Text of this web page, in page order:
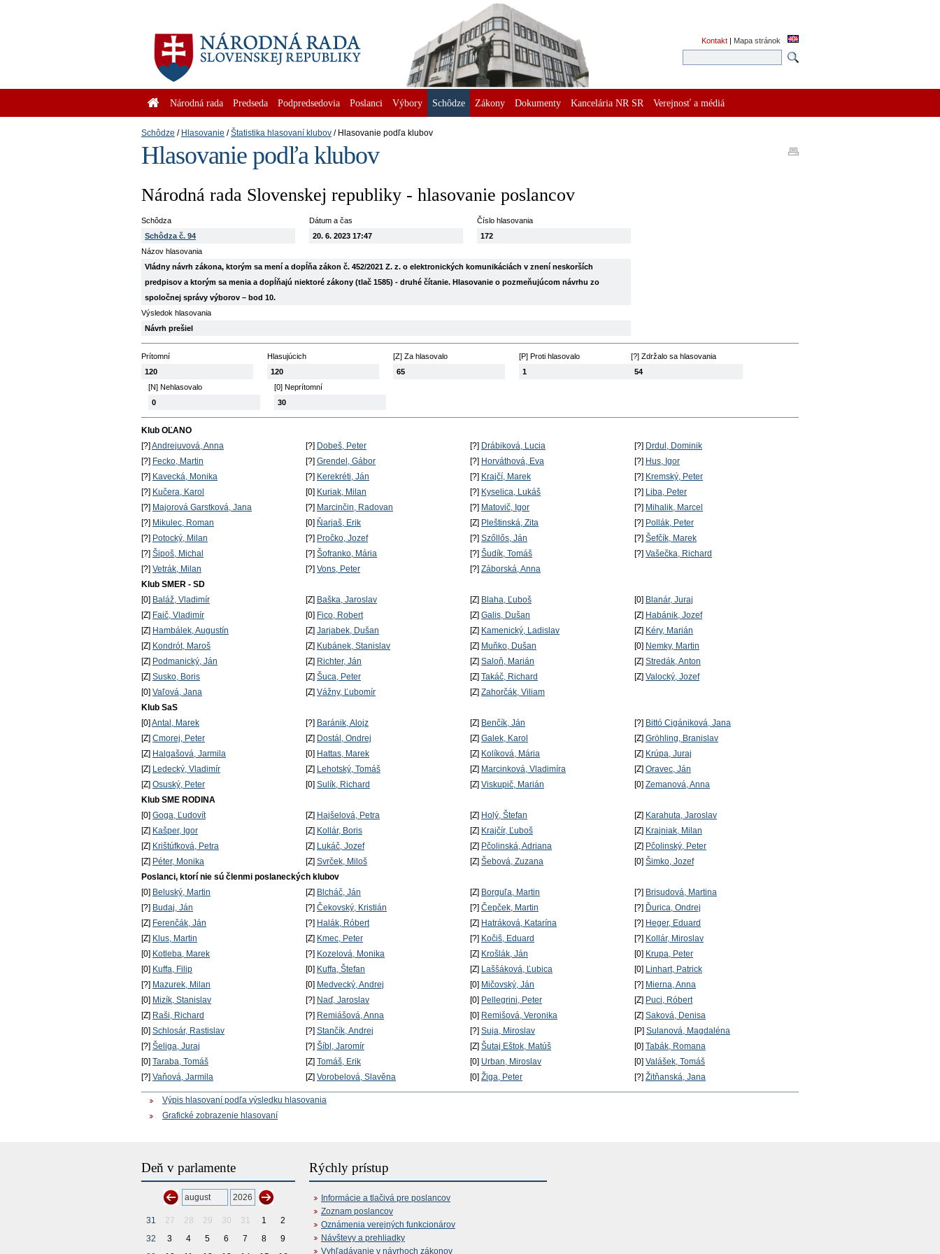
Kontakt | Mapa stránok
Národná rada Predseda Podpredsedovia Poslanci Výbory Schôdze Zákony Dokumenty Kancelária NR SR Verejnosť a médiá
Schôdze Hlasovanie Štatistika hlasovaní klubov Hlasovanie podľa klubov
Hlasovanie podľa klubov
Národná rada Slovenskej republiky - hlasovanie poslancov
Schôdza
Schôdza č. 94
Dátum a čas
20. 6. 2023 17:47
Číslo hlasovania
172
Názov hlasovania
Vládny návrh zákona, ktorým sa mení a dopĺňa zákon č. 452/2021 Z. z. o elektronických komunikáciách v znení neskorších
predpisov a ktorým sa menia a dopĺňajú niektoré zákony (tlač 1585) - druhé čítanie. Hlasovanie o pozmeňujúcom návrhu zo
spoločnej správy výborov – bod 10.
Výsledok hlasovania
Návrh prešiel
Prítomní
120
Hlasujúcich
120
[Z] Za hlasovalo
65
[P] Proti hlasovalo
1
[?] Zdržalo sa hlasovania
54
[N] Nehlasovalo
0
[0] Neprítomní
30
Klub OĽANO
[?] Andrejuvová, Anna [?] Dobeš, Peter [?] Drábiková, Lucia [?] Drdul, Dominik
[?] Fecko, Martin [?] Grendel, Gábor [?] Horváthová, Eva [?] Hus, Igor
[?] Kavecká, Monika [?] Kerekréti, Ján [?] Krajčí, Marek [?] Kremský, Peter
[?] Kučera, Karol [0] Kuriak, Milan [?] Kyselica, Lukáš [?] Liba, Peter
[?] Majorová Garstková, Jana [?] Marcinčin, Radovan [?] Matovič, Igor [?] Mihalik, Marcel
[?] Mikulec, Roman [0] Ňarjaš, Erik [Z] Pleštinská, Zita [?] Pollák, Peter
[?] Potocký, Milan [?] Pročko, Jozef [?] Szőllős, Ján [?] Šefčík, Marek
[?] Šipoš, Michal [?] Šofranko, Mária [?] Šudík, Tomáš [?] Vašečka, Richard
[?] Vetrák, Milan [?] Vons, Peter [?] Záborská, Anna
Klub SMER - SD
[0] Baláž, Vladimír [Z] Baška, Jaroslav [Z] Blaha, Ľuboš [0] Blanár, Juraj
[Z] Faič, Vladimír [0] Fico, Robert [Z] Galis, Dušan [Z] Habánik, Jozef
[Z] Hambálek, Augustín [Z] Jarjabek, Dušan [Z] Kamenický, Ladislav [Z] Kéry, Marián
[Z] Kondrót, Maroš [Z] Kubánek, Stanislav [Z] Muňko, Dušan [0] Nemky, Martin
[Z] Podmanický, Ján [Z] Richter, Ján [Z] Saloň, Marián [Z] Stredák, Anton
[Z] Susko, Boris [Z] Šuca, Peter [Z] Takáč, Richard [Z] Valocký, Jozef
[0] Vaľová, Jana [Z] Vážny, Ľubomír [Z] Zahorčák, Viliam
Klub SaS
[0] Antal, Marek [?] Baránik, Alojz [Z] Benčík, Ján [?] Bittó Cigániková, Jana
[Z] Cmorej, Peter [Z] Dostál, Ondrej [Z] Galek, Karol [Z] Gröhling, Branislav
[Z] Halgašová, Jarmila [0] Hattas, Marek [Z] Kolíková, Mária [Z] Krúpa, Juraj
[Z] Ledecký, Vladimír [Z] Lehotský, Tomáš [Z] Marcinková, Vladimíra [Z] Oravec, Ján
[Z] Osuský, Peter [0] Sulík, Richard [Z] Viskupič, Marián [0] Zemanová, Anna
Klub SME RODINA
[0] Goga, Ľudovít [Z] Hajšelová, Petra [Z] Holý, Štefan [Z] Karahuta, Jaroslav
[Z] Kašper, Igor [Z] Kollár, Boris [Z] Krajčír, Ľuboš [Z] Krajniak, Milan
[Z] Krištúfková, Petra [Z] Lukáč, Jozef [Z] Pčolinská, Adriana [Z] Pčolinský, Peter
[Z] Péter, Monika [Z] Svrček, Miloš [Z] Šebová, Zuzana [0] Šimko, Jozef
Poslanci, ktorí nie sú členmi poslaneckých klubov
[0] Beluský, Martin [Z] Blcháč, Ján [Z] Borguľa, Martin [?] Brisudová, Martina
[?] Budaj, Ján [?] Čekovský, Kristián [?] Čepček, Martin [?] Ďurica, Ondrej
[Z] Ferenčák, Ján [?] Halák, Róbert [Z] Hatráková, Katarína [?] Heger, Eduard
[Z] Klus, Martin [Z] Kmec, Peter [?] Kočiš, Eduard [?] Kollár, Miroslav
[0] Kotleba, Marek [?] Kozelová, Monika [Z] Krošlák, Ján [0] Krupa, Peter
[0] Kuffa, Filip [0] Kuffa, Štefan [Z] Laššáková, Ľubica [0] Linhart, Patrick
[?] Mazurek, Milan [0] Medvecký, Andrej [0] Mičovský, Ján [?] Mierna, Anna
[0] Mizík, Stanislav [?] Naď, Jaroslav [0] Pellegrini, Peter [Z] Puci, Róbert
[Z] Raši, Richard [?] Remiášová, Anna [0] Remišová, Veronika [Z] Saková, Denisa
[0] Schlosár, Rastislav [?] Stančík, Andrej [?] Suja, Miroslav [P] Sulanová, Magdaléna
[?] Šeliga, Juraj [?] Šíbl, Jaromír [Z] Šutaj Eštok, Matúš [0] Tabák, Romana
[0] Taraba, Tomáš [Z] Tomáš, Erik [0] Urban, Miroslav [0] Valášek, Tomáš
[?] Vaňová, Jarmila [Z] Vorobelová, Slavěna [0] Žiga, Peter [?] Žitňanská, Jana
Výpis hlasovaní podľa výsledku hlasovania
Grafické zobrazenie hlasovaní
Deň v parlamente
31 27 28 29 30 31 1
2
32
3 4 5 6 7 8
9
Rýchly prístup
Informácie a tlačivá pre poslancov
Zoznam poslancov
Oznámenia verejných funkcionárov
Návštevy a prehliadky
Vyhľadávanie v návrhoch zákonov